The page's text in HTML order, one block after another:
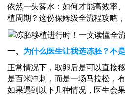
依然一头雾水：如何才能高效率
植周期？这份保姆级全流程攻略
一、 为什么医生让我选冻胚？不
正常情况下，取卵后是可以直接
是百米冲刺，而是一场马拉松，
如果遇到以下几种情况，医生会